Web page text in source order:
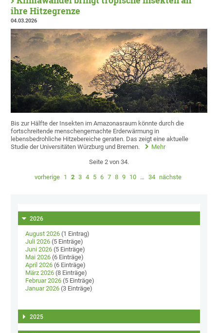
ihre Hitzegrenze
04.03.2026
Bis zur Hälfte der Insekten im Amazonasraum könnte durch die
fortschreitende menschengemachte Erderwärmung in
lebensbedrohliche Hitzebereiche geraten. Das zeigt eine aktuelle
Studie der Universitäten Würzburg und Bremen.
Mehr
Seite 2 von 34.
vorherige 1 2 3 4 5 6 7 8 9 10 … 34 nächste
2026
August 2026 (1 Eintrag)
Juli 2026 (5 Einträge)
Juni 2026 (5 Einträge)
Mai 2026 (6 Einträge)
April 2026 (6 Einträge)
März 2026 (8 Einträge)
Februar 2026 (5 Einträge)
Januar 2026 (3 Einträge)
2025